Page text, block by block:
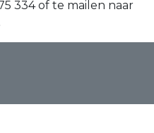
334 of te mailen naar